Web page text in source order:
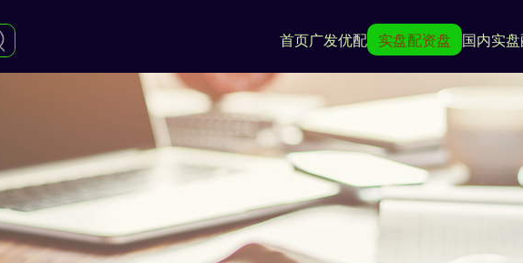
首页广发优配 实盘配资盘 国内实